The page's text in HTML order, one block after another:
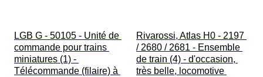
LGB G - 50105 - Unité de
commande pour trains
miniatures (1) -
Télécommande (filaire) à
Rivarossi, Atlas H0 - 2197
/ 2680 / 2681 - Ensemble
de train (4) - d'occasion,
très belle, locomotive